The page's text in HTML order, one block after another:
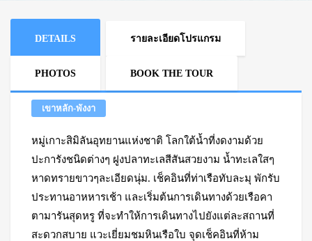
DETAILS รายละเอียดโปรแกรม
PHOTOS BOOK THE TOUR
เขาหลัก-พังงา
หมู่เกาะสิมิลันอุทยานแห่งชาติ โลกใต้น้ำที่งดงามด้วย
ปะการังชนิดต่างๆ ฝูงปลาทะเลสีสันสวยงาม น้ำทะเลใสๆ
หาดทรายขาวๆละเอียดนุ่ม. เช็คอินที่ท่าเรือทับละมุ พักรับ
ประทานอาหหารเช้า และเริ่มต้นการเดินทางด้วยเรือคา
ตามารันสุดหรู ที่จะทำให้การเดินทางไปยังแต่ละสถานที่
สะดวกสบาย แวะเยี่ยมชมหินเรือใบ จุดเช็คอินที่ห้าม